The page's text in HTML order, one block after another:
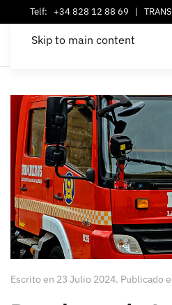
Telf: +34 828 12 88 69 |
Skip to main content
Escrito en 23 Julio 2024. Publicado